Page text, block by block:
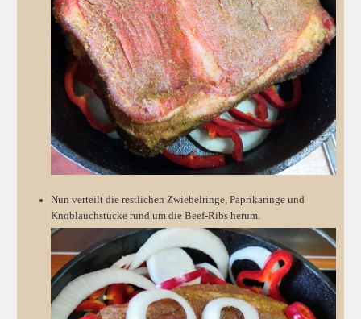
Nun verteilt die restlichen Zwiebelringe, Paprikaringe und
Knoblauchstücke rund um die Beef-Ribs herum.